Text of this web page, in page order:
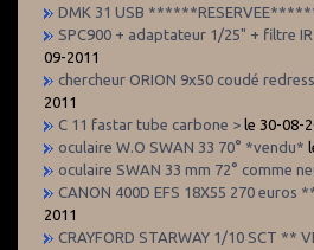
DMK 31 USB
SPC900 + adaptateur 1/25" + filtre
09-2011
chercheur ORION 9x50 coudé
2011
C 11 fastar tube carbone > le 30-08-
oculaire W.O SWAN 33 70° *vendu*
oculaire SWAN 33 mm 72° comme
CANON 400D EFS 18X55 270
2011
CRAYFORD STARWAY 1/10 SCT **